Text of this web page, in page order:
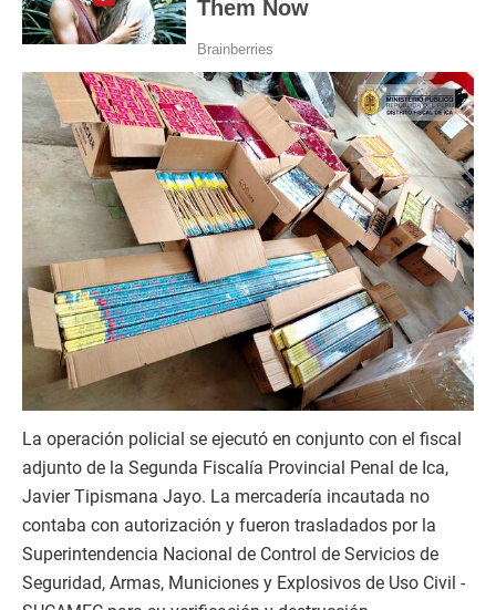
La operación policial se ejecutó en conjunto con el fiscal
adjunto de la Segunda Fiscalía Provincial Penal de Ica,
Javier Tipismana Jayo. La mercadería incautada no
contaba con autorización y fueron trasladados por la
Superintendencia Nacional de Control de Servicios de
Seguridad, Armas, Municiones y Explosivos de Uso Civil -